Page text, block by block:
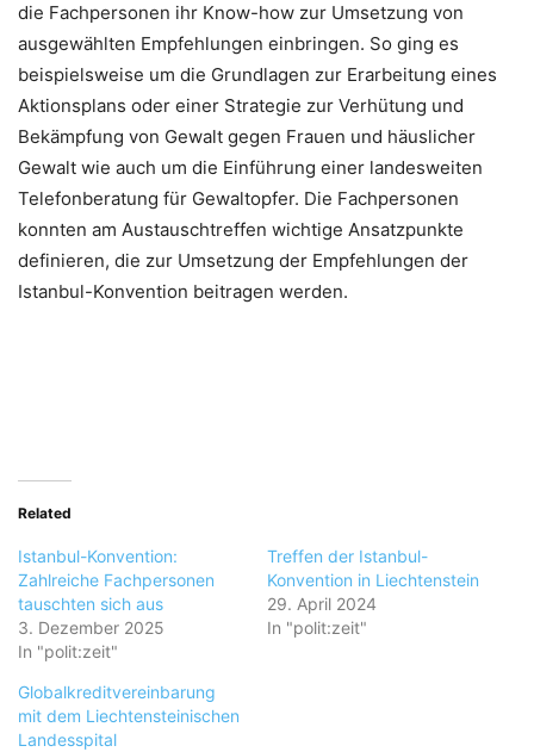
die Fachpersonen ihr Know-how zur Umsetzung von
ausgewählten Empfehlungen einbringen. So ging es
beispielsweise um die Grundlagen zur Erarbeitung eines
Aktionsplans oder einer Strategie zur Verhütung und
Bekämpfung von Gewalt gegen Frauen und häuslicher
Gewalt wie auch um die Einführung einer landesweiten
Telefonberatung für Gewaltopfer. Die Fachpersonen
konnten am Austauschtreffen wichtige Ansatzpunkte
definieren, die zur Umsetzung der Empfehlungen der
Istanbul-Konvention beitragen werden.
Related
Istanbul-Konvention:
Zahlreiche Fachpersonen
tauschten sich aus
3. Dezember 2025
In "polit:zeit"
Treffen der Istanbul-
Konvention in Liechtenstein
29. April 2024
In "polit:zeit"
Globalkreditvereinbarung
mit dem Liechtensteinischen
Landesspital